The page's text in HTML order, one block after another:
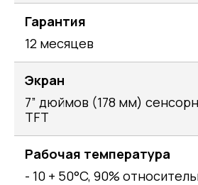
Гарантия
12 месяцев
Экран
7” дюймов (178 мм)
TFT
Рабочая температура
- 10 + 50°C, 90%